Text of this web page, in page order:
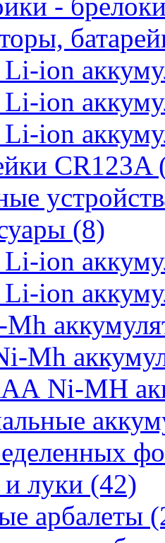
ion
ion
ion
CR123A
(8)
ion
ion
Mh
Ni-MH
луки (42)
арбалеты